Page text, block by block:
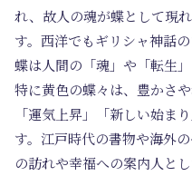
れ、故人の魂が蝶として現
す。西洋でもギリシャ神話
蝶は人間の「魂」や「転生
特に黄色の蝶々は、豊かさ
「運気上昇」「新しい始ま
す。江戸時代の書物や海外
の訪れや幸福への案内人とし